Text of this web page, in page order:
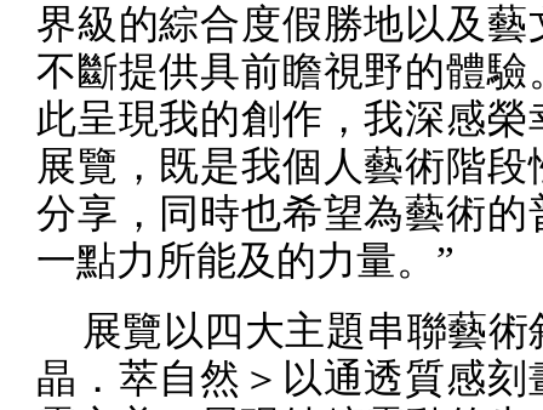
界級的綜合度假勝地以及藝
不斷提供具前瞻視野的體驗
此呈現我的創作，我深感榮
展覽，既是我個人藝術階段
分享，同時也希望為藝術的
一點力所能及的力量。 ”
展覽以四大主題串聯藝術
晶．萃自然＞以通透質感刻